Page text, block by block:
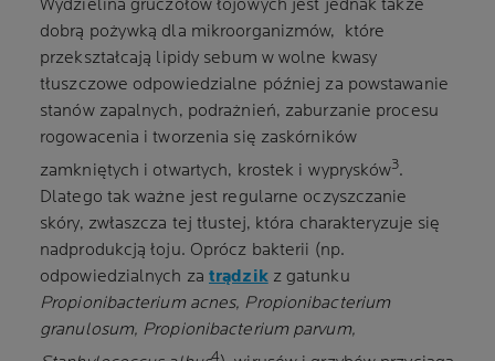
Wydzielina gruczołów łojowych jest jednak także
dobrą pożywką dla mikroorganizmów, które
przekształcają lipidy sebum w wolne kwasy
tłuszczowe odpowiedzialne później za powstawanie
stanów zapalnych, podrażnień, zaburzanie procesu
rogowacenia i tworzenia się zaskórników
zamkniętych i otwartych, krostek i wyprysków3.
Dlatego tak ważne jest regularne oczyszczanie
skóry, zwłaszcza tej tłustej, która charakteryzuje się
nadprodukcją łoju. Oprócz bakterii (np.
odpowiedzialnych za trądzikz gatunku
Propionibacterium acnes, Propionibacterium
granulosum, Propionibacterium parvum,
4